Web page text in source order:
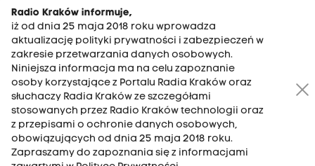
RADIO KRAKÓW SA. Aleja Juliusza Słowackiego 22, 30-007
Kraków
Antena: 12 200 33 33
Radio Kraków informuje,
iż od dnia 25 maja 2018 roku wprowadza
aktualizację polityki prywatności i zabezpieczeń w
zakresie przetwarzania danych osobowych.
Niniejsza informacja ma na celu zapoznanie
osoby korzystające z Portalu Radia Kraków oraz
słuchaczy Radia Kraków ze szczegółami
stosowanych przez Radio Kraków technologii oraz
z przepisami o ochronie danych osobowych,
obowiązujących od dnia 25 maja 2018 roku.
Zapraszamy do zapoznania się z informacjami